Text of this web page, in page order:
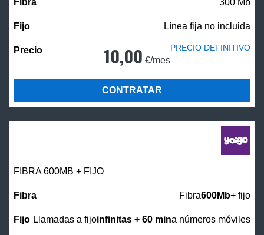
Línea fija no incluida
10,00 €/mes
PRECIO DEFINITIVO
CONTRATAR
FIBRA 600MB + FIJO
Fibra600Mb+ fijo
Llamadas a fijoinfinitas + 60 mina números móviles